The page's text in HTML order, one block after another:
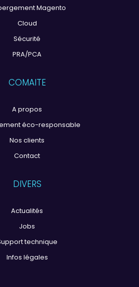
Magento
Cloud
Sécurité
PRA/PCA
COMAITE
A propos
éco-responsable
Nos clients
Contact
DIVERS
Actualités
Jobs
technique
Infos légales